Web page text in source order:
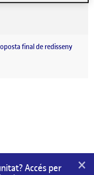
final de redisseny
Accés per
×